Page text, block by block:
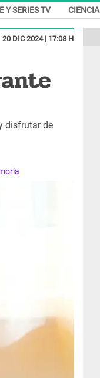
Y SERIES TV CIENCIA
20 DIC 2024 | 17:08 H
disfrutar de